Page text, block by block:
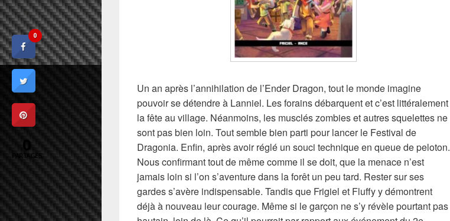
Un an après l’annihilation de l’Ender Dragon, tout le monde imagine
pouvoir se détendre à Lanniel. Les forains débarquent et c’est littéralement
la fête au village. Néanmoins, les musclés zombies et autres squelettes ne
sont pas bien loin. Tout semble bien parti pour lancer le Festival de
Dragonia. Enfin, après avoir réglé un souci technique en queue de peloton.
Nous confirmant tout de même comme il se doit, que la menace n’est
jamais loin si l’on s’aventure dans la forêt un peu tard. Rester sur ses
gardes s’avère indispensable. Tandis que Frigiel et Fluffy y démontrent
déjà à nouveau leur courage. Même si le garçon ne s’y révèle pourtant pas
0
0
PARTAGES